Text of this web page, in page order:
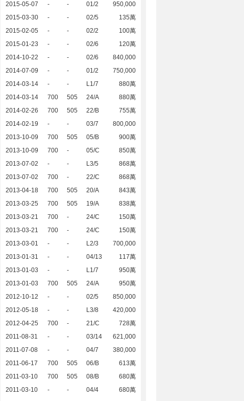
2015-05-07
- - 01/2
950,000
2015-03-30
- - 02/5
135萬
2015-02-05
- - 02/2
100萬
2015-01-23
- - 02/6
120萬
2014-10-22
- - 02/6
840,000
2014-07-09
- - 01/2
750,000
2014-03-14
- - L1/7
880萬
2014-03-14
700 505 24/A
880萬
2014-02-26
700 505 22/B
755萬
2014-02-19
- - 03/7
800,000
2013-10-09
700 505 05/B
900萬
2013-10-09
700 - 05/C
850萬
2013-07-02
- - L3/5
868萬
2013-07-02
700 - 22/C
868萬
2013-04-18
700 505 20/A
843萬
2013-03-25
700 505 19/A
838萬
2013-03-21
700 - 24/C
150萬
2013-03-21
700 - 24/C
150萬
2013-03-01
- - L2/3
700,000
2013-01-31
- - 04/13
117萬
2013-01-03
- - L1/7
950萬
2013-01-03
700 505 24/A
950萬
2012-10-12
- - 02/5
850,000
2012-05-18
- - L3/8
420,000
2012-04-25
700 - 21/C
728萬
2011-08-31
- - 03/14
621,000
2011-07-08
- - 04/7
380,000
2011-06-17
700 505 06/B
613萬
2011-03-10
700 505 08/B
680萬
2011-03-10
- - 04/4 680萬